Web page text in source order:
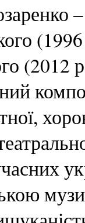
(2012